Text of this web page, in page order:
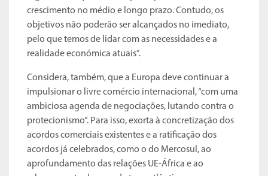
crescimento no médio e longo prazo. Contudo, os
objetivos não poderão ser alcançados no imediato,
pelo que temos de lidar com as necessidades e a
realidade económica atuais”.
Considera, também, que a Europa deve continuar a
impulsionar o livre comércio internacional, “com uma
ambiciosa agenda de negociações, lutando contra o
protecionismo”. Para isso, exorta à concretização dos
acordos comerciais existentes e a ratificação dos
acordos já celebrados, como o do Mercosul, ao
aprofundamento das relações UE-África e ao